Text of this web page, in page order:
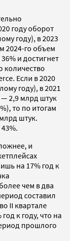
году оборот
году), в 2023
2024-го объем
и достигнет
количество
Если в 2020
году), в 2021
— 2,9 млрд штук
то по итогам
штук.
и
на 17% год к
чем в два
составил
II квартале
к году, что на
прошлого